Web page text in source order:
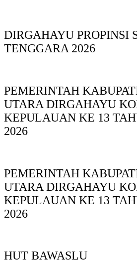
DIRGAHAYU PROPINSI
TENGGARA 2026
PEMERINTAH
UTARA DIRGAHAYU
KEPULAUAN KE 13
2026
PEMERINTAH
UTARA DIRGAHAYU
KEPULAUAN KE 13
2026
HUT BAWASLU